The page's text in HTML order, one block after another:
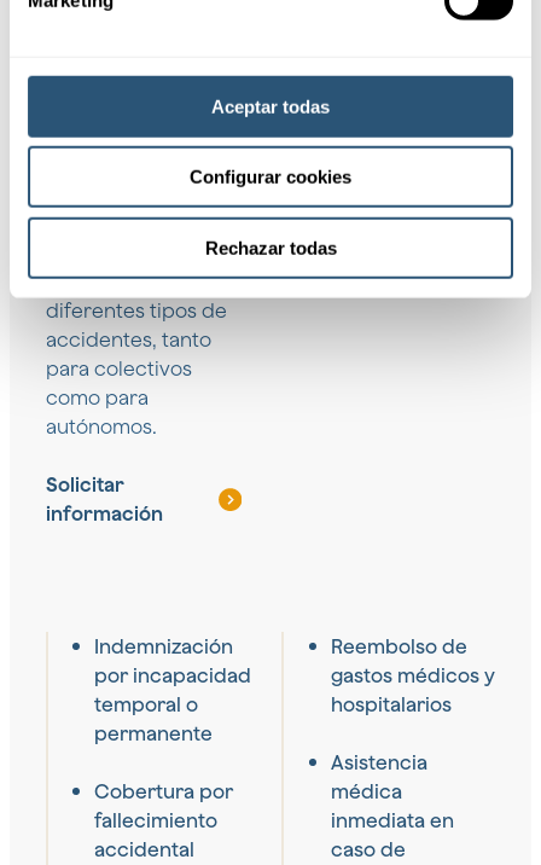
Aceptar todas
Configurar cookies
Rechazar todas
Proporcionamos
coberturas
proteger ante
diferentes tipos de
accidentes, tanto
para colectivos
como para
autónomos.
Solicitar
información
Indemnización
por incapacidad
temporal o
permanente
Cobertura por
fallecimiento
accidental
Reembolso de
gastos médicos y
hospitalarios
Asistencia
médica
inmediata en
caso de